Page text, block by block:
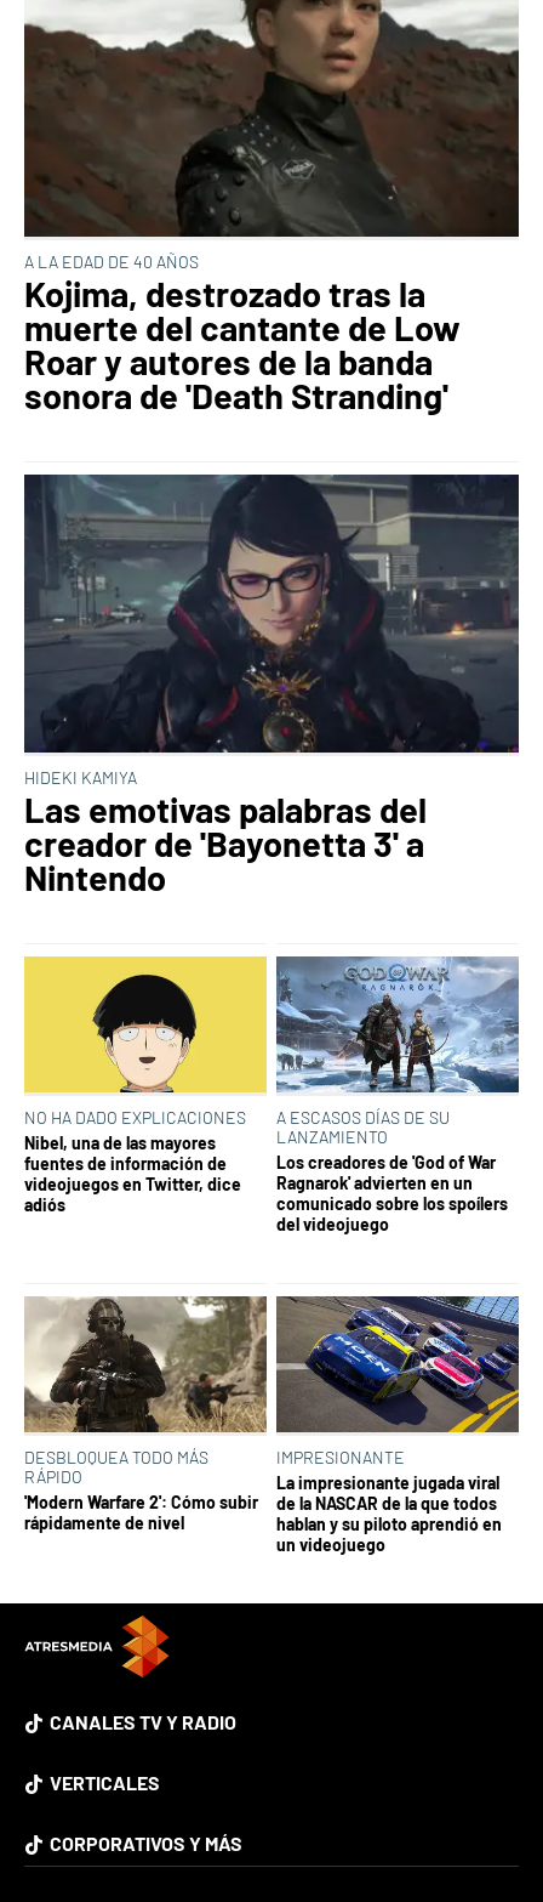
A LA EDAD DE 40 AÑOS
Kojima, destrozado tras la
muerte del cantante de Low
Roar y autores de la banda
sonora de 'Death Stranding'
HIDEKI KAMIYA
Las emotivas palabras del
creador de 'Bayonetta 3' a
Nintendo
NO HA DADO EXPLICACIONES
Nibel, una de las mayores
fuentes de información de
videojuegos en Twitter, dice
adiós
A ESCASOS DÍAS DE SU
LANZAMIENTO
Los creadores de 'God of War
Ragnarok' advierten en un
comunicado sobre los spoílers
del videojuego
DESBLOQUEA TODO MÁS
RÁPIDO
'Modern Warfare 2': Cómo subir
rápidamente de nivel
IMPRESIONANTE
La impresionante jugada viral
de la NASCAR de la que todos
hablan y su piloto aprendió en
un videojuego
CANALES TV Y RADIO
VERTICALES
CORPORATIVOS Y MÁS